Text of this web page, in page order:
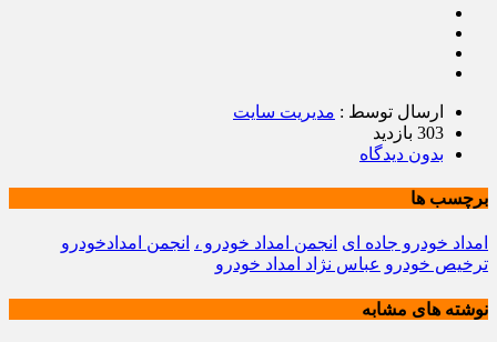
ارسال توسط : مدیریت سایت
303 بازدید
بدون دیدگاه
برچسب ها
امداد خودرو جاده ای انجمن امداد خودرو ، انجمن امدادخودرو
ترخيص خودرو عباس نژاد امداد خودرو
نوشته های مشابه